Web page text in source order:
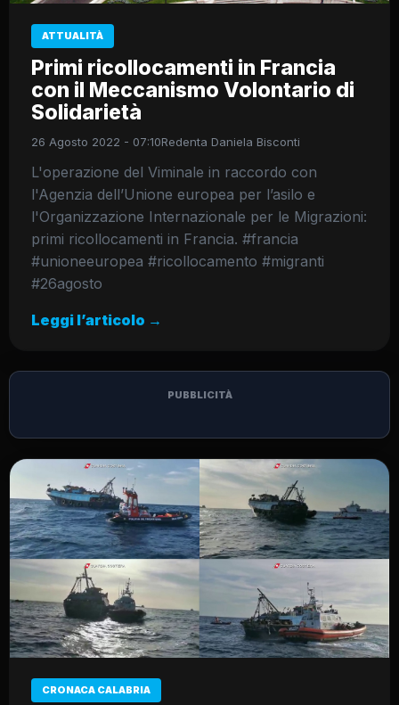
ATTUALITÀ
Primi ricollocamenti in Francia
con il Meccanismo Volontario di
Solidarietà
26 Agosto 2022 - 07:10Redenta Daniela Bisconti
L'operazione del Viminale in raccordo con
l'Agenzia dell’Unione europea per l’asilo e
l'Organizzazione Internazionale per le Migrazioni:
primi ricollocamenti in Francia. #francia
#unioneeuropea #ricollocamento #migranti
#26agosto
Leggi l’articolo →
PUBBLICITÀ
CRONACA CALABRIA